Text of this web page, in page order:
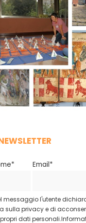
Email*
messaggio l'utente
sulla privacy e di
dati personali.